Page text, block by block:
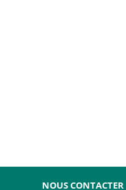
NOUS CONTACTER